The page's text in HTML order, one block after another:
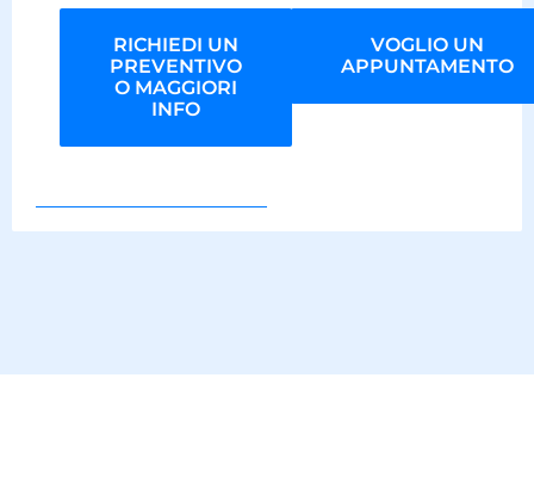
RICHIEDI UN
PREVENTIVO
O MAGGIORI
INFO
VOGLIO UN
APPUNTAMENTO